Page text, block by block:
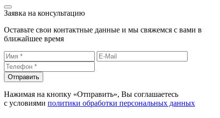
Заявка на консультацию
Оставьте свои контактные данные и мы свяжемся с вами в
ближайшее время
Отправить
Нажимая на кнопку «Отправить», Вы соглашаетесь
с условиями политики обработки персональных данных